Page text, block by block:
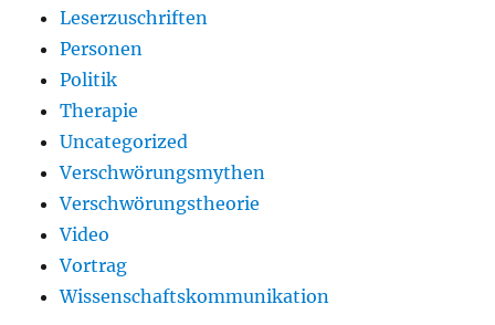
Leserzuschriften
Personen
Politik
Therapie
Uncategorized
Verschwörungsmythen
Verschwörungstheorie
Video
Vortrag
Wissenschaftskommunikation